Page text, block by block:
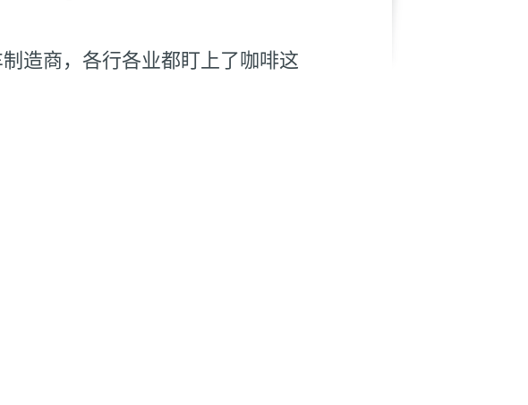
造商，各行各业都盯上了咖啡这